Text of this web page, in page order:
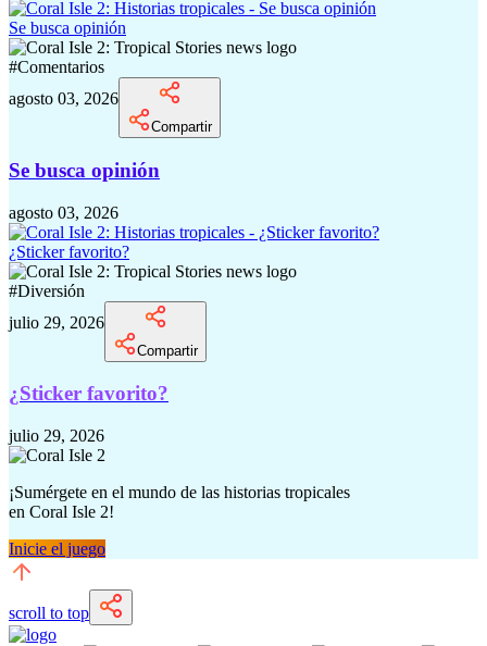
Se busca opinión
#Comentarios
agosto 03, 2026
Compartir
Se busca opinión
agosto 03, 2026
¿Sticker favorito?
#Diversión
julio 29, 2026
Compartir
¿Sticker favorito?
julio 29, 2026
¡Sumérgete en el mundo de las historias tropicales
en Coral Isle 2!
Inicie el juego
scroll to top